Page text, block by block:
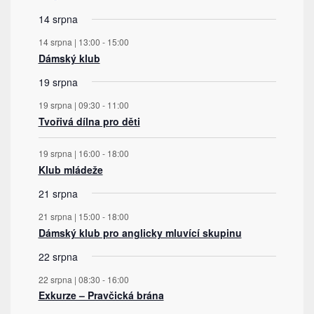
14 srpna
14 srpna | 13:00 - 15:00
Dámský klub
19 srpna
19 srpna | 09:30 - 11:00
Tvořivá dílna pro děti
19 srpna | 16:00 - 18:00
Klub mládeže
21 srpna
21 srpna | 15:00 - 18:00
Dámský klub pro anglicky mluvící skupinu
22 srpna
22 srpna | 08:30 - 16:00
Exkurze – Pravčická brána